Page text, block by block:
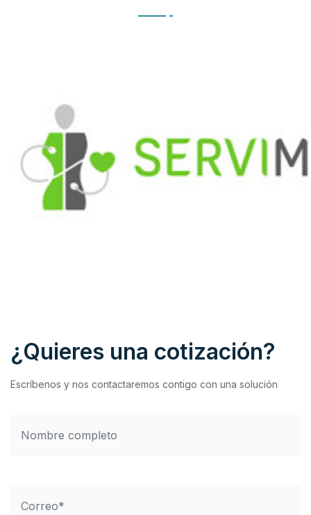
¿Quieres una cotización?
Escríbenos y nos contactaremos contigo con una solución